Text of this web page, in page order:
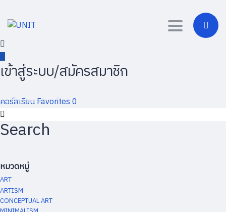
Toggle
เข้าสู่ระบบ/สมัครสมาชิก
คอร์สเรียนFavorites0
Search
หมวดหมู่
ART
ARTISM
CONCEPTUAL ART